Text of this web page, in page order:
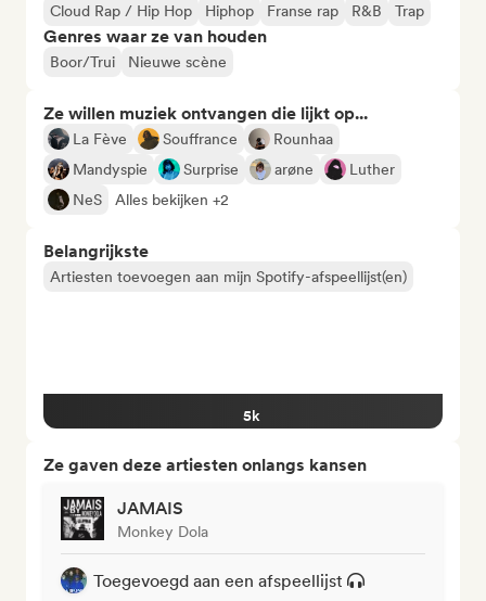
Cloud Rap / Hip Hop Hiphop Franse rap R&B Trap
Genres waar ze van houden
Boor/Trui Nieuwe scène
Ze willen muziek ontvangen die lijkt op...
La Fève Souffrance
Rounhaa
Mandyspie
Surprise arøne
Luther
NeS
Alles bekijken +2
Belangrijkste
Artiesten toevoegen aan mijn Spotify-afspeellijst(en)
5k
Ze gaven deze artiesten onlangs kansen
JAMAIS
Monkey Dola
Toegevoegd aan een afspeellijst